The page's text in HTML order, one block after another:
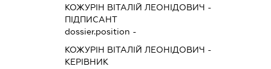
КОЖУРІН ВІТАЛІЙ ЛЕОНІДОВИЧ -
ПІДПИСАНТ
dossier.position -
КОЖУРІН ВІТАЛІЙ ЛЕОНІДОВИЧ -
КЕРІВНИК